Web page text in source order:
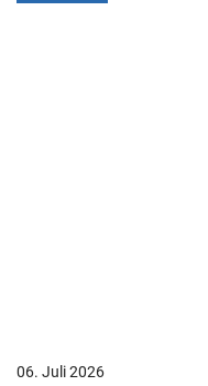
06. Juli 2026